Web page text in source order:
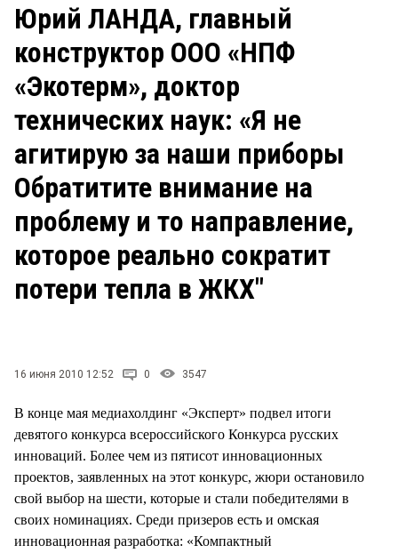
ЗАКОН
НОВОСТИ КОМПАНИЙ
СТИЛЬ ЖИЗНИ
Рейтинги
Блоги
Архив
Юрий ЛАНДА, главный
конструктор ООО «НПФ
«Экотерм», доктор
технических наук: «Я не
агитирую за наши приборы
Обратитите внимание на
проблему и то направление,
которое реально сократит
потери тепла в ЖКХ"
16 июня 2010 12:52 0 3547
В конце мая медиахолдинг «Эксперт» подвел итоги
девятого конкурса всероссийского Конкурса русских
инноваций. Более чем из пятисот инновационных
проектов, заявленных на этот конкурс, жюри остановило
свой выбор на шести, которые и стали победителями в
своих номинациях. Среди призеров есть и омская
инновационная разработка: «Компактный